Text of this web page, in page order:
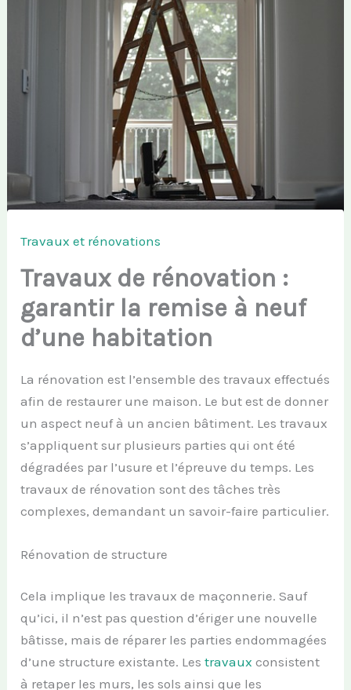
Travaux et rénovations
Travaux de rénovation :
garantir la remise à neuf
d’une habitation
La rénovation est l’ensemble des travaux effectués
afin de restaurer une maison. Le but est de donner
un aspect neuf à un ancien bâtiment. Les travaux
s’appliquent sur plusieurs parties qui ont été
dégradées par l’usure et l’épreuve du temps. Les
travaux de rénovation sont des tâches très
complexes, demandant un savoir-faire particulier.
Rénovation de structure
Cela implique les travaux de maçonnerie. Sauf
qu’ici, il n’est pas question d’ériger une nouvelle
bâtisse, mais de réparer les parties endommagées
d’une structure existante. Lestravaux consistent
à retaper les murs, les sols ainsi que les